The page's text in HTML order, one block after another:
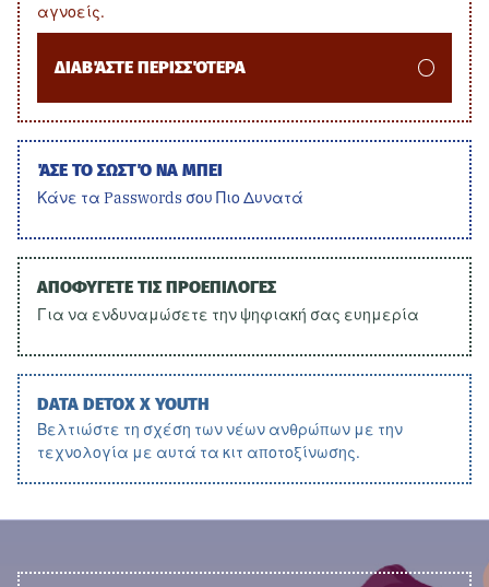
αγνοείς.
ΔΙΑΒΆΣΤΕ ΠΕΡΙΣΣΌΤΕΡΑ
ΆΣΕ ΤΟ ΣΩΣΤΌ ΝΑ ΜΠΕΙ
Κάνε τα Passwords σου Πιο Δυνατά
ΑΠΟΦΥΓΕΤΕ ΤΙΣ ΠΡΟΕΠΙΛΟΓΕΣ
Για να ενδυναμώσετε την ψηφιακή σας ευημερία
DATA DETOX X YOUTH
Βελτιώστε τη σχέση των νέων ανθρώπων με την
τεχνολογία με αυτά τα κιτ αποτοξίνωσης.